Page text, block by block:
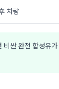
차량
비싼 완전 합성유